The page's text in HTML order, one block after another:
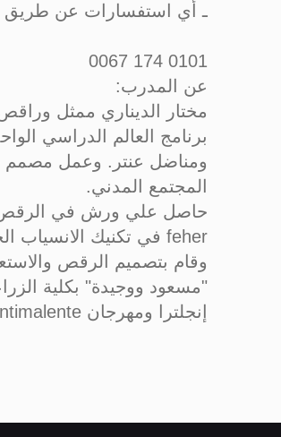
ـ أي استفسارات عن طريق
0101 174 0067
عن المدرب:
مختار الديناري ممثل
برنامج العالم الدراسي
ومناضل عنتر. وعمل مصمم
المجتمع المدني.
feher في تكنيك الانسياب الحيواني - و Dario sigco و Josefine chiero في تقنيات التواصل من خلال الحركه والصوت.
وقام بتصميم الرقص
إنجلترا ومهرجان Intimalente في إيطاليا. كما صمم رقصات إعلانات تجارية لعدد من الماركات التجارية المعروفة.